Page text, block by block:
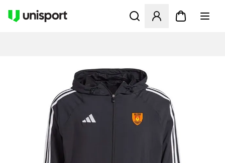
Åbner en Modal til at